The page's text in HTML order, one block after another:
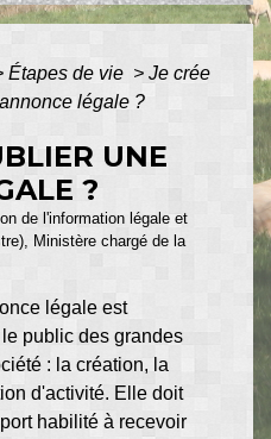
Étapes de vie > Je crée
légale ?
UNE
?
de l'information légale et
Ministère chargé de la
légale est
public des grandes
: la création, la
d'activité. Elle doit
habilité à recevoir